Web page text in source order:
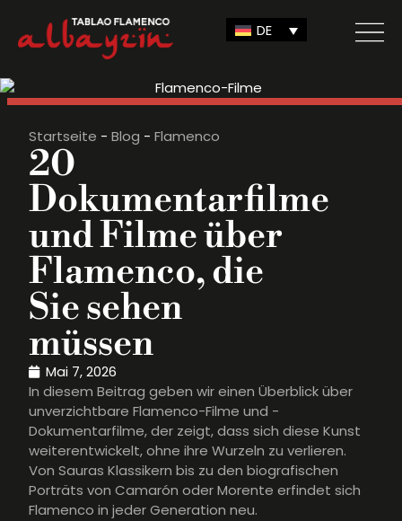
DE
Startseite - Blog - Flamenco
20
Dokumentarfilme
und Filme über
Flamenco, die
Sie sehen
müssen
Mai 7, 2026
In diesem Beitrag geben wir einen Überblick über
unverzichtbare Flamenco-Filme und -
Dokumentarfilme, der zeigt, dass sich diese Kunst
weiterentwickelt, ohne ihre Wurzeln zu verlieren.
Von Sauras Klassikern bis zu den biografischen
Porträts von Camarón oder Morente erfindet sich
Flamenco in jeder Generation neu.